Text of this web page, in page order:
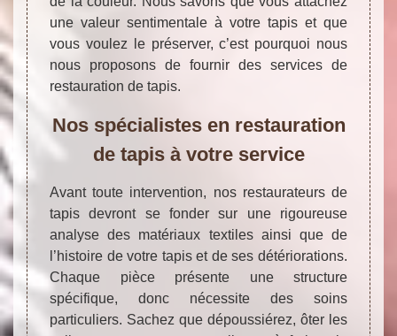
une valeur sentimentale à votre tapis et que
vous voulez le préserver, c’est pourquoi nous
nous proposons de fournir des services de
restauration de tapis.
Nos spécialistes en restauration
de tapis à votre service
Avant toute intervention, nos restaurateurs de
tapis devront se fonder sur une rigoureuse
analyse des matériaux textiles ainsi que de
l’histoire de votre tapis et de ses détériorations.
Chaque pièce présente une structure
spécifique, donc nécessite des soins
particuliers. Sachez que dépoussiérez, ôter les